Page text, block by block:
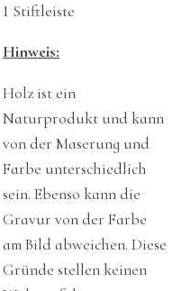
1 Stiftleiste
Hinweis:
Holz ist ein
Naturprodukt und kann
von der Maserung und
Farbe unterschiedlich
sein. Ebenso kann die
Gravur von der Farbe
am Bild abweichen. Diese
Gründe stellen keinen